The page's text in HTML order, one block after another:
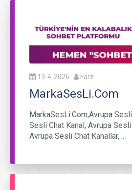
13-4-2026 Farz
MarkaSesLi.Com
MarkaSesLi.Com,Avrupa
Sesli Chat Kanal, Avrupa Sesli
Avrupa Sesli Chat Kanallar,…